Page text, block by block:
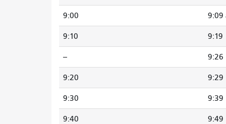
9:00
9:10 9:19
-- 9:26
9:20 9:29
9:30 9:39
9:40 9:49